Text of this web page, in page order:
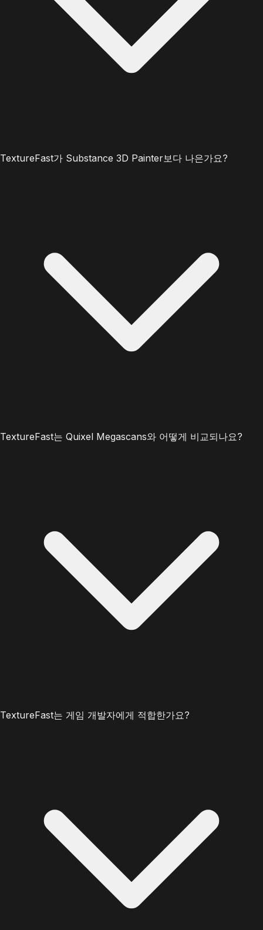
TextureFast가 Substance 3D Painter보다 나은가요?
TextureFast는 Quixel Megascans와 어떻게 비교되나요?
TextureFast는 게임 개발자에게 적합한가요?